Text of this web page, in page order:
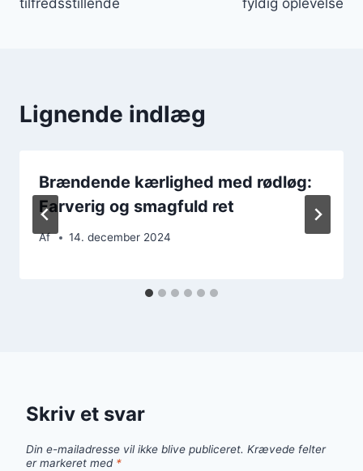
Lignende indlæg
Brændende kærlighed med rødløg:
Farverig og smagfuld ret
Af 14. december 2024
Skriv et svar
Din e-mailadresse vil ikke blive publiceret. Krævede felter
er markeret med *